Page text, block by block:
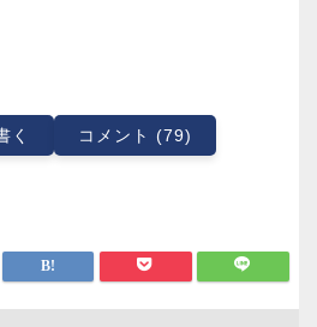
く コメント (79)